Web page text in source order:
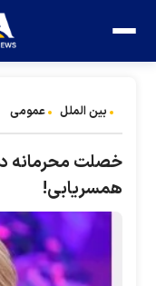
بین الملل عمومی
خصلت محرمانه
همسریابی!